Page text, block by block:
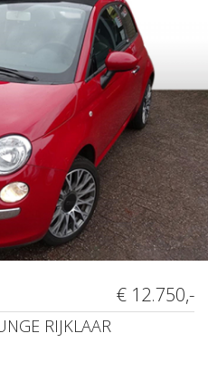
€ 12.750,-
RIJKLAAR